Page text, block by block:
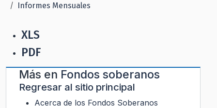
Informes Mensuales
XLS
PDF
Más en Fondos soberanos
Regresar al sitio principal
Acerca de los Fondos Soberanos